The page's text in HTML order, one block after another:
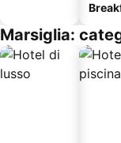
Marsiglia: